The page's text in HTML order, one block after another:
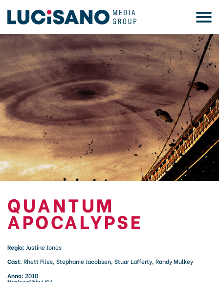
QUANTUM
APOCALYPSE
Regia: Justine Jones
Cast: Rhett Files, Stephanie Jacobsen, Stuar Lafferty, Randy Mulkey
Anno: 2010